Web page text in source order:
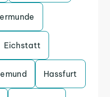
Eichstatt
Hassfurt